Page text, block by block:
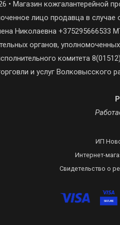
• Магазин кожгалантерейной
лицо продавца в случае
Николаевна +375295666533
органов,
комитета
и услуг Волковысского
ИП
Интернет-
Свидетельство о